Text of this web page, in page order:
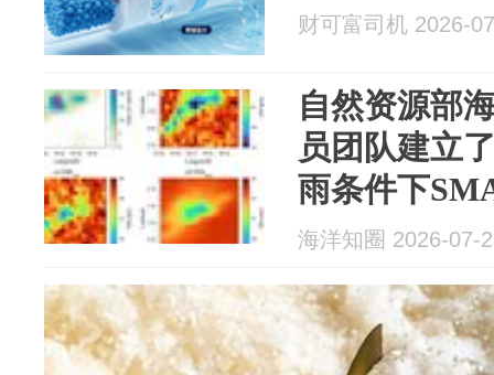
财可富司机 2026-
自然资源部
员团队建立
雨条件下
演方法！
海洋知圈 2026-07-